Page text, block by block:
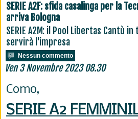
SERIE A2F: sfida casalinga per la
arriva Bologna
SERIE A2M: il Pool Libertas Cantù
servirà l'impresa
Nessun commento
Ven 3 Novembre 2023 08.30
Como,
SERIE A2